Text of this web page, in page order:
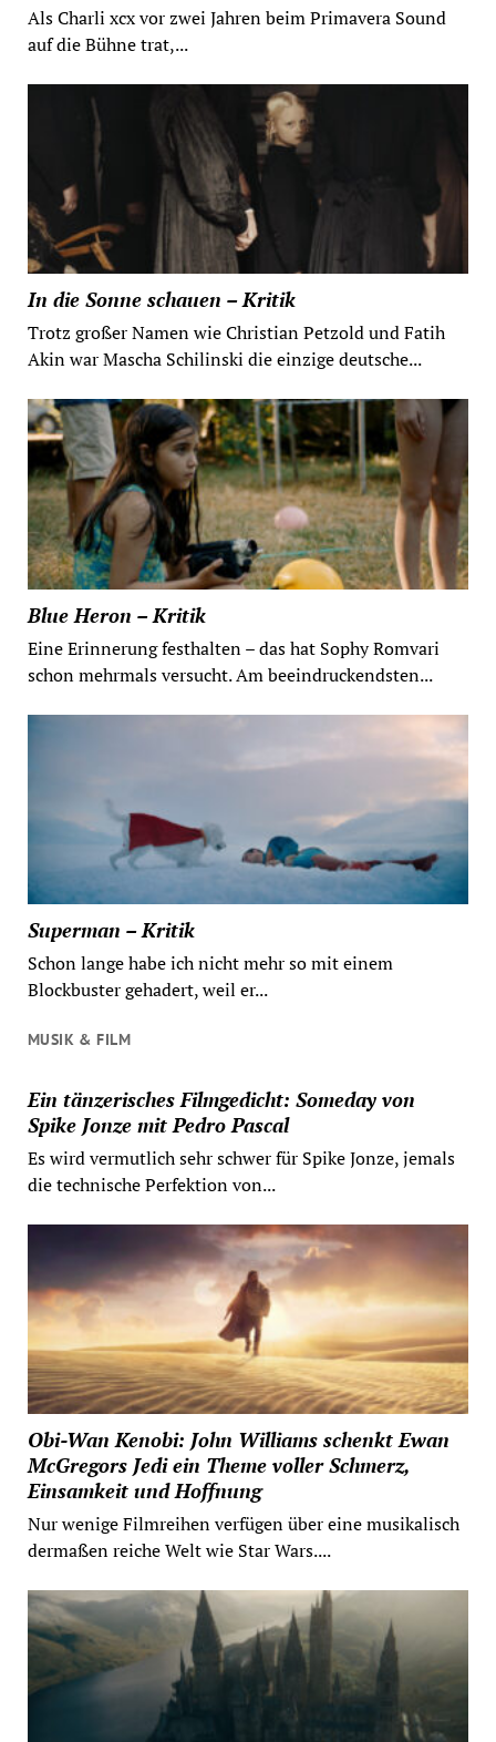
Als Charli xcx vor zwei Jahren beim Primavera Sound
auf die Bühne trat,...
In die Sonne schauen – Kritik
Trotz großer Namen wie Christian Petzold und Fatih
Akin war Mascha Schilinski die einzige deutsche...
Blue Heron – Kritik
Eine Erinnerung festhalten – das hat Sophy Romvari
schon mehrmals versucht. Am beeindruckendsten...
Superman – Kritik
Schon lange habe ich nicht mehr so mit einem
Blockbuster gehadert, weil er...
MUSIK & FILM
Ein tänzerisches Filmgedicht: Someday von
Spike Jonze mit Pedro Pascal
Es wird vermutlich sehr schwer für Spike Jonze, jemals
die technische Perfektion von...
Obi-Wan Kenobi: John Williams schenkt Ewan
McGregors Jedi ein Theme voller Schmerz,
Einsamkeit und Hoffnung
Nur wenige Filmreihen verfügen über eine musikalisch
dermaßen reiche Welt wie Star Wars....